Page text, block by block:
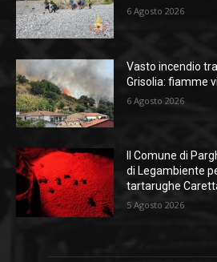
6 Agosto 2026
Vasto incendio
Grisolia: fiamme
6 Agosto 2026
Il Comune di
di Legambiente
tartarughe
5 Agosto 2026